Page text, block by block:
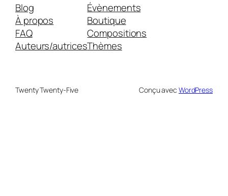
Blog
À propos
FAQ
Auteurs/autrices
Évènements
Boutique
Compositions
Thèmes
Twenty Twenty-Five Conçu avec WordPress